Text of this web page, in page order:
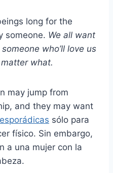
long for the
someone. We all want
who’ll love us
what.
may jump from
and they may want
sólo para
físico. Sin embargo,
a una mujer con la